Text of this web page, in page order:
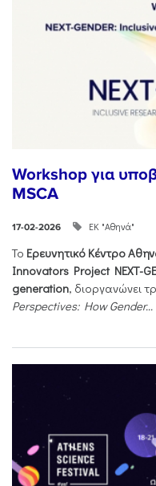
Workshop για
MSCA
17-02-2026 ΕΚ "Αθηνά"
Το Ερευνητικό Κέντρο
Innovators Project NEXT-
generation, διοργανώνει
Perspectives: How Gender...